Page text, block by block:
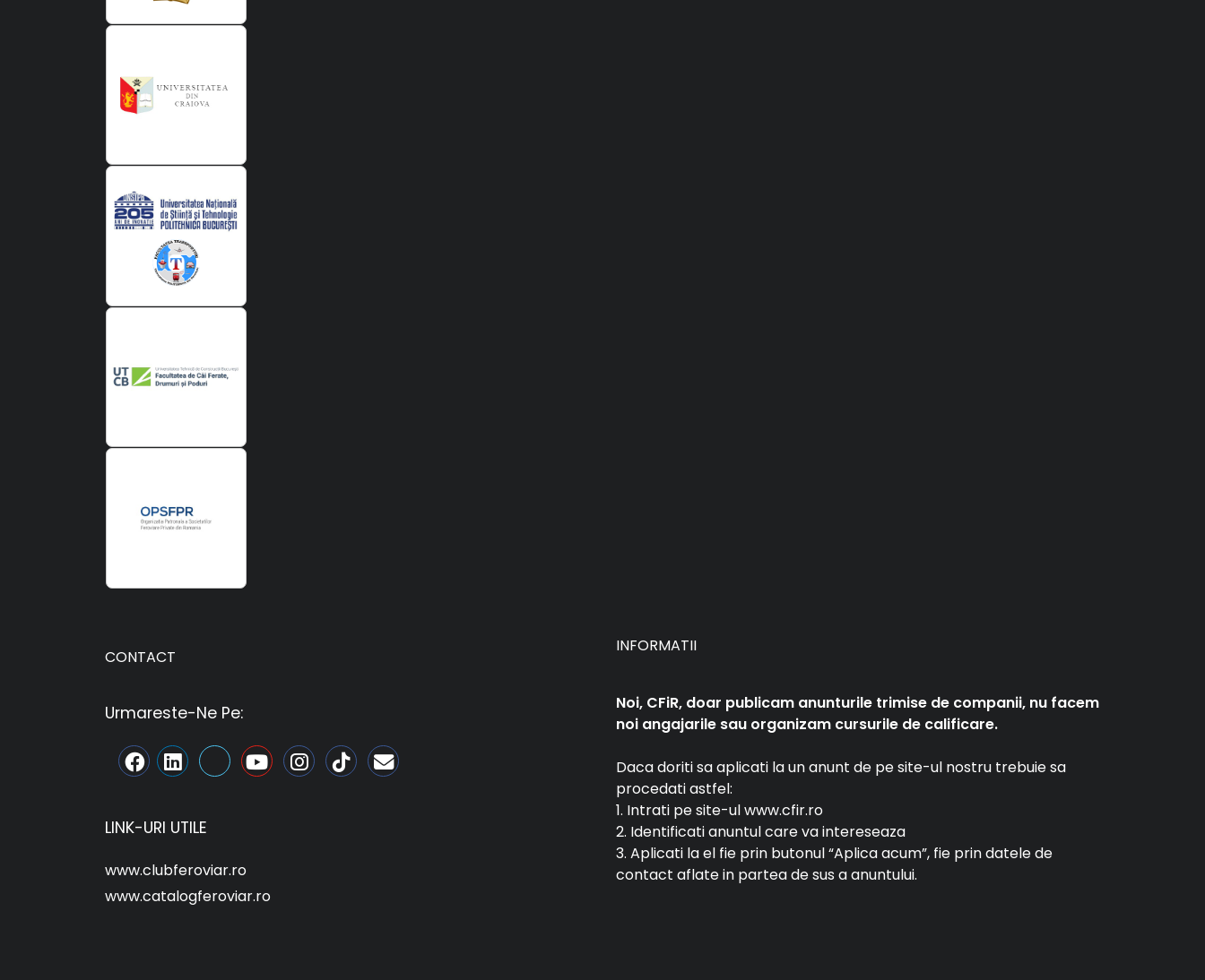
CONTACT
Urmareste-Ne Pe:
LINK-URI UTILE
www.clubferoviar.ro
www.catalogferoviar.ro
INFORMATII
Noi, CFiR, doar publicam anunturile trimise de companii, nu facem
noi angajarile sau organizam cursurile de calificare.
Daca doriti sa aplicati la un anunt de pe site-ul nostru trebuie sa
procedati astfel:
1. Intrati pe site-ul www.cfir.ro
2. Identificati anuntul care va intereseaza
3. Aplicati la el fie prin butonul “Aplica acum”, fie prin datele de
contact aflate in partea de sus a anuntului.